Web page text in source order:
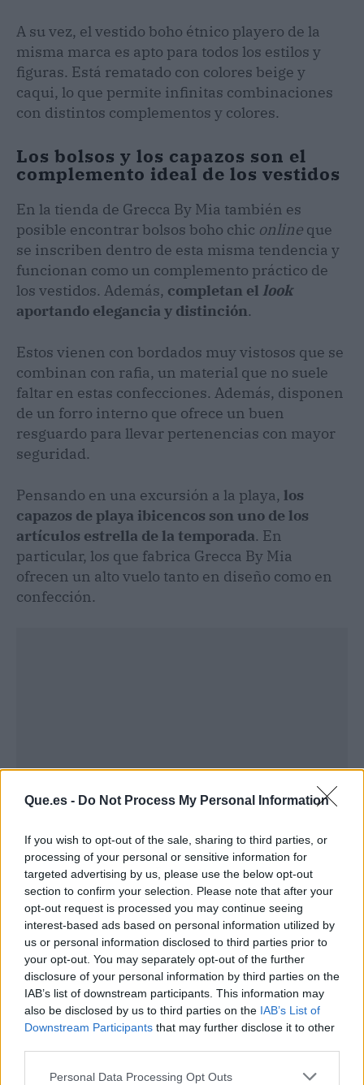
Que.es - Do Not Process My Personal Information
If you wish to opt-out of the sale, sharing to third parties, or
processing of your personal or sensitive information for
targeted advertising by us, please use the below opt-out
section to confirm your selection. Please note that after your
opt-out request is processed you may continue seeing
interest-based ads based on personal information utilized by
us or personal information disclosed to third parties prior to
your opt-out. You may separately opt-out of the further
disclosure of your personal information by third parties on the
IAB’s list of downstream participants. This information may
also be disclosed by us to third parties on the IAB’s List of
Downstream Participants that may further disclose it to other
Personal Data Processing Opt Outs
A su vez, el vestido boho étnico playero de la
misma marca es apto para todos los estilos y
figuras. Está rematado con colores beige y
caqui, lo que permite infinitas combinaciones
con distintos complementos y colores.
Los bolsos y los capazos son el
complemento ideal de los vestidos
En la tienda de Grecca By Mia también es
posible encontrar bolsos boho chic online que
se inscriben dentro de esta misma tendencia y
funcionan como un complemento práctico de
los vestidos. Además, completan el look
aportando elegancia y distinción.
Estos vienen con bordados muy vistosos que se
combinan con rafia, un material que no suele
faltar en estas confecciones. Además, disponen
de un forro interno que ofrece un buen
resguardo para llevar pertenencias con mayor
seguridad.
Pensando en una excursión a la playa, los
capazos de playa ibicencos son uno de los
artículos estrella de la temporada. En
particular, los que fabrica Grecca By Mia
ofrecen un alto vuelo tanto en diseño como en
confección.
Publicidad